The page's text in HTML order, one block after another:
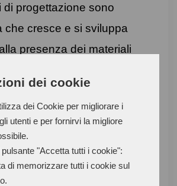
dei cookie
dei Cookie per migliorare i
utenti e per fornirvi la migliore
"Accetta tutti i cookie":
di memorizzare tutti i cookie sul
di progettazione sono
che cresce e si sviluppa
presenza dei materiali
industriale insieme ad altre
saldatura, la brasatura e la
state adottate diverse iniziative
e ingegneria per creare le
per i collanti industriali.